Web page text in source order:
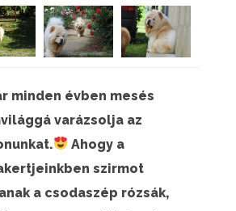
minden évben mesés
varázsolja az
Ahogy a
szirmot
a csodaszép rózsák,